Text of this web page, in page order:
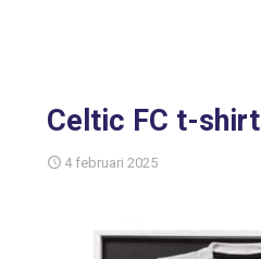
Celtic FC t-shirt
4 februari 2025